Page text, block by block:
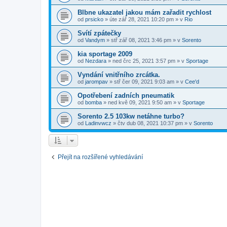
Blbne ukazatel jakou mám zařadit rychlost
od prsicko » úte zář 28, 2021 10:20 pm » v Rio
Svítí zpátečky
od Vandym » stř zář 08, 2021 3:46 pm » v Sorento
kia sportage 2009
od Nezdara » ned črc 25, 2021 3:57 pm » v Sportage
Vyndání vnitřního zrcátka.
od jarompav » stř čer 09, 2021 9:03 am » v Cee'd
Opotřebení zadních pneumatik
od bomba » ned kvě 09, 2021 9:50 am » v Sportage
Sorento 2.5 103kw netáhne turbo?
od Ladinvwcz » čtv dub 08, 2021 10:37 pm » v Sorento
Přejít na rozšířené vyhledávání